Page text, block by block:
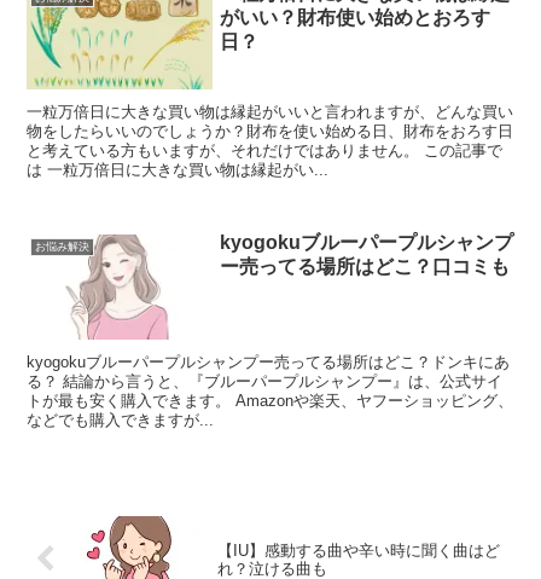
がいい？財布使い始めとおろす
日？
一粒万倍日に大きな買い物は縁起がいいと言われますが、どんな買い
物をしたらいいのでしょうか？財布を使い始める日、財布をおろす日
と考えている方もいますが、それだけではありません。 この記事で
は 一粒万倍日に大きな買い物は縁起がい...
お悩み解決
kyogokuブルーパープルシャンプ
ー売ってる場所はどこ？口コミも
kyogokuブルーパープルシャンプー売ってる場所はどこ？ドンキにあ
る？ 結論から言うと、『ブルーパープルシャンプー』は、公式サイ
トが最も安く購入できます。 Amazonや楽天、ヤフーショッピング、
などでも購入できますが...
【IU】感動する曲や辛い時に聞く曲はど
れ？泣ける曲も